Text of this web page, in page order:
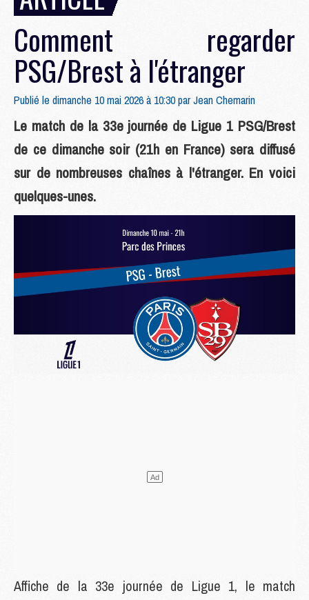
Comment regarder
PSG/Brest à l'étranger
Publié le dimanche 10 mai 2026 à 10:30 parJean Chemarin
Le match de la 33e journée de Ligue 1 PSG/Brest
de ce dimanche soir (21h en France) sera diffusé
sur de nombreuses chaînes à l'étranger. En voici
quelques-unes.
Affiche de la 33e journée de Ligue 1, le match